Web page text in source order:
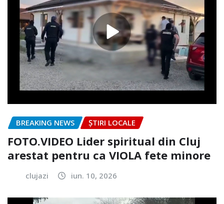
BREAKING NEWS ȘTIRI LOCALE
FOTO.VIDEO Lider spiritual din Cluj
arestat pentru ca VIOLA fete minore
clujazi iun. 10, 2026